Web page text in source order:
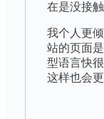
在是没接
我个人更
站的页面
型语言快
这样也会更